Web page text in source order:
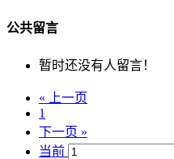
公共留言
暂时还没有人留言！
« 上一页
1
下一页 »
当前